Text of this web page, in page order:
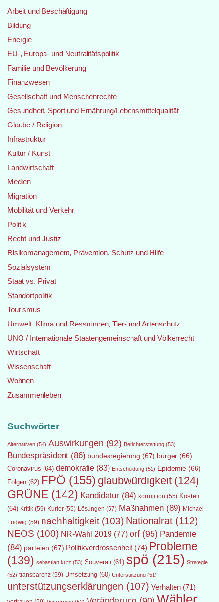
Arbeit und Beschäftigung
Bildung
Energie
EU-, Europa- und Neutralitätspolitik
Familie und Bevölkerung
Finanzwesen
Gesellschaft und Menschenrechte
Gesundheit, Sport und Ernährung/Lebensmittelqualität
Glaube / Religion
Infrastruktur
Kultur / Kunst
Landwirtschaft
Medien
Migration
Mobilität und Verkehr
Politik
Recht und Justiz
Risikomanagement, Prävention, Schutz und Hilfe
Sozialsystem
Staat vs. Privat
Standortpolitik
Tourismus
Umwelt, Klima und Ressourcen, Tier- und Artenschutz
UNO / Internationale Staatengemeinschaft und Völkerrecht
Wirtschaft
Wissenschaft
Wohnen
Zusammenleben
Suchwörter
Alternativen (54) Auswirkungen (92) Berichterstattung (53)
Bundespräsident (86) bundesregierung (67) bürger (66)
Coronavirus (64) demokratie (83) Entscheidung (52) Epidemie (66)
Folgen (62) FPÖ (155) glaubwürdigkeit (124)
GRÜNE (142) Kandidatur (84) korruption (55) Kosten
(64) Kritik (59) Kurier (55) Lösungen (57) Maßnahmen (89) Michael
Ludwig (59) nachhaltigkeit (103) Nationalrat (112)
NEOS (100) NR-Wahl 2019 (77) orf (95) Pandemie
(84) parteien (67) Politikverdrossenheit (74) Probleme
(139) sebastian kurz (53) Souverän (61) spö (215) Strategie
(52) transparenz (59) Umsetzung (60) Unterstützung (51)
unterstützungserklärungen (107) Verhalten (71)
Wähler